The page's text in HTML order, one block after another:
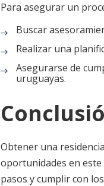
Para asegurar un
Buscar
Realizar una
Asegurarse de
uruguayas.
Obtener una
oportunidades en este
pasos y cumplir con